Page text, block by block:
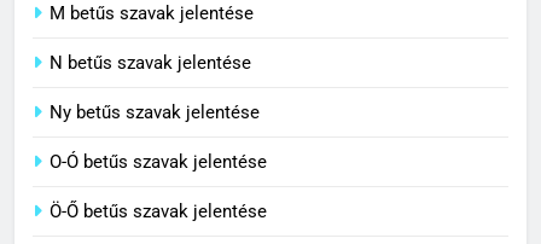
C BETŰS SZAVAK JELENTÉSE
M betűs szavak jelentése
N betűs szavak jelentése
Ny betűs szavak jelentése
O-Ó betűs szavak jelentése
Ö-Ő betűs szavak jelentése